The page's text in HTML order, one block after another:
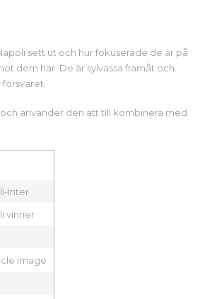
sett ut och hur fokuserade de är på
dem här. De är sylvassa framåt och
och använder den att till kombinera med
Inter
vinner